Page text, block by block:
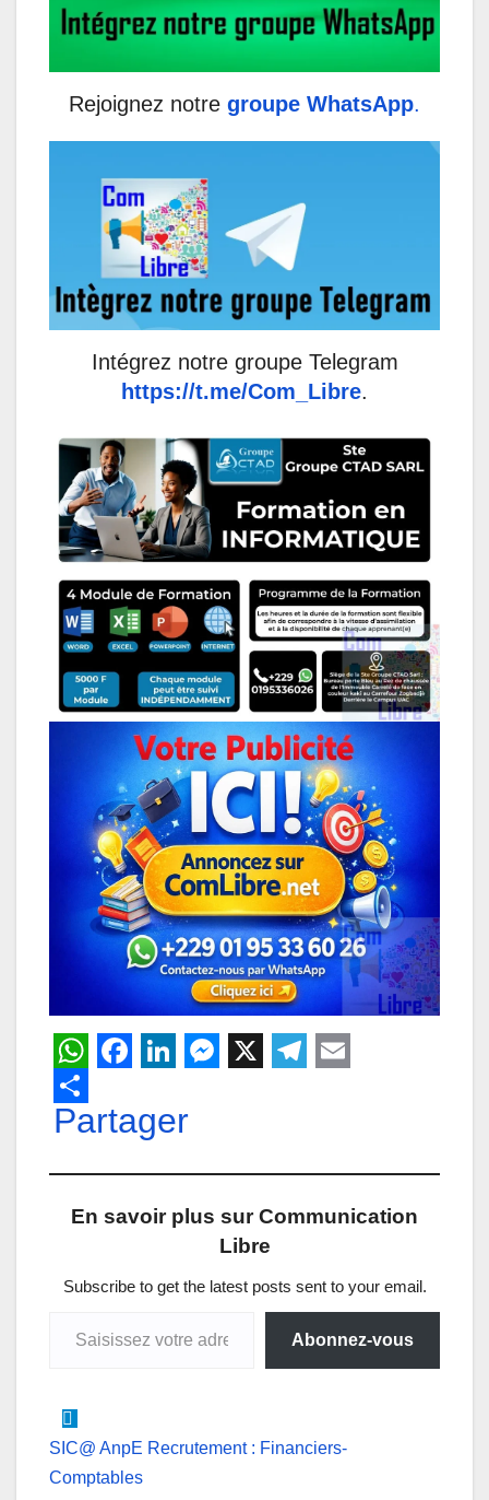
Rejoignez notre groupe WhatsApp.
Intégrez notre groupe Telegram
https://t.me/Com_Libre.
W
h
p
a
b
o
k
i
e
I
n
e
e
g
e
g
a
m
l
Partager
En savoir plus sur Communication
Libre
Subscribe to get the latest posts sent to your email.
Abonnez-vous
Navigation
SIC@ AnpE Recrutement : Financiers-
Comptables